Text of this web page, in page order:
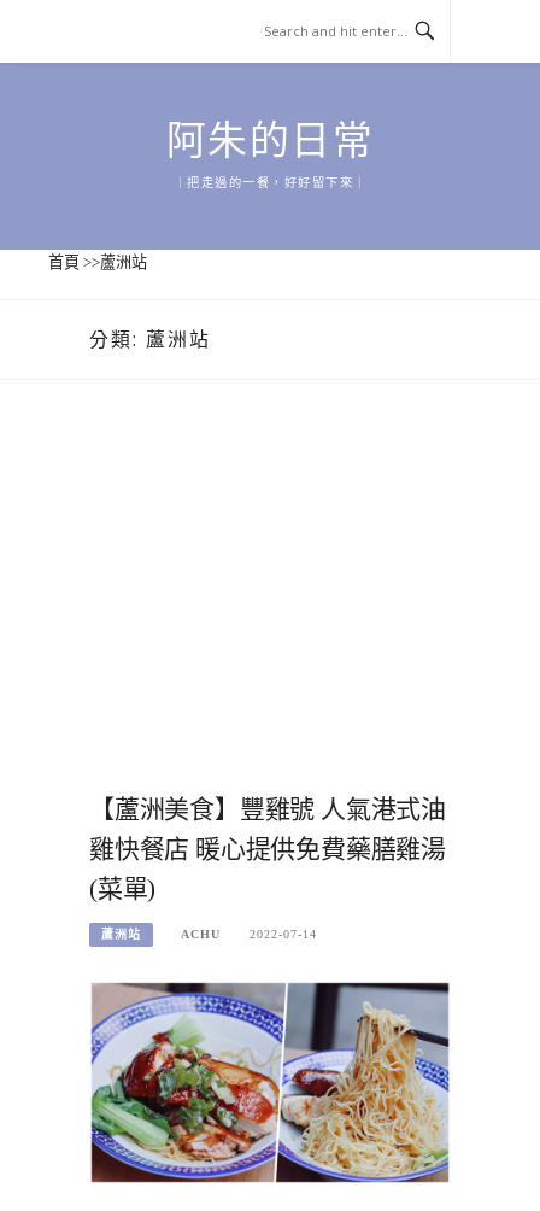
content
阿朱的日常
｜把走過的一餐，好好留下來｜
首頁 >>蘆洲站
分類: 蘆洲站
【蘆洲美食】豐雞號 人氣港式油
雞快餐店 暖心提供免費藥膳雞湯
(菜單)
蘆洲站 ACHU 2022-07-14